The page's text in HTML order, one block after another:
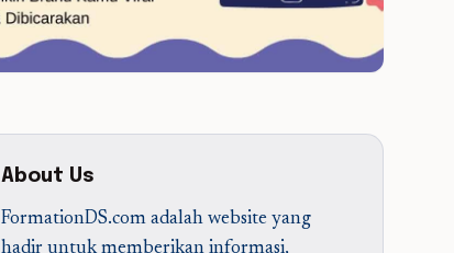
About Us
FormationDS.com adalah website yang
hadir untuk memberikan informasi,